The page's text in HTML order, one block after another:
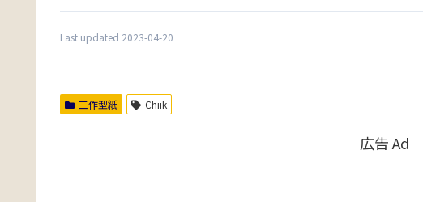
Last updated 2023-04-20
工作型紙 Chiik
広告 Ad